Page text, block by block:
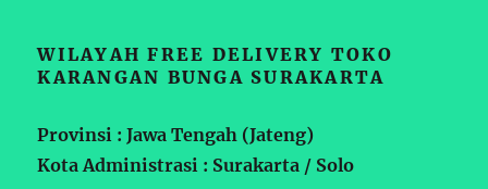
WILAYAH FREE DELIVERY TOKO
KARANGAN BUNGA SURAKARTA
Provinsi : Jawa Tengah (Jateng)
Kota Administrasi : Surakarta / Solo